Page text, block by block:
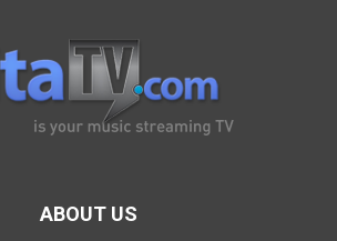
ABOUT US